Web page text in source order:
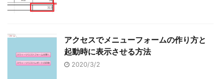
アクセスでメニューフォームの作り方と
起動時に表示させる方法
2020/3/2